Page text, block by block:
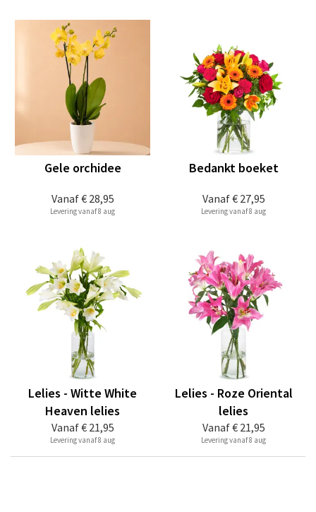
Vanaf€ 28,95
Gele orchidee
Levering vanaf 8 aug
Vanaf€ 27,95
Bedankt boeket
Levering vanaf 8 aug
Vanaf€ 21,95
Lelies - Witte White
Heaven lelies
Levering vanaf 8 aug
Vanaf€ 21,95
Lelies - Roze Oriental
lelies
Levering vanaf 8 aug